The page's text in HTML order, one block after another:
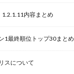
1.2.1.11内容まとめ
1最終順位トップ30まとめ
スについて